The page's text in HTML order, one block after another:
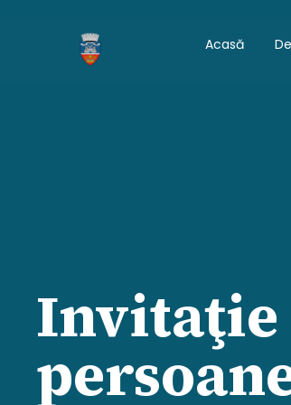
Acasă
Invitaţie